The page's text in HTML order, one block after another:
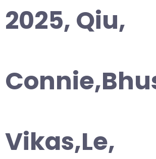
2025, Qiu,
Vikas,Le,